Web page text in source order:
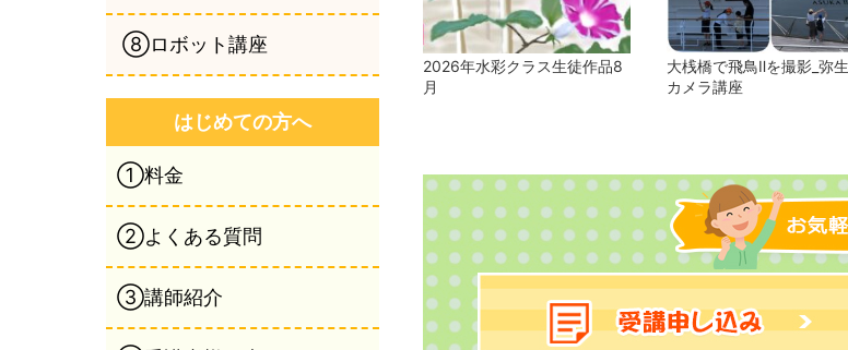
2026年水彩クラス生徒作品8
月
大桟橋で飛鳥Ⅱを撮影_弥
カメラ講座
⑧ロボット講座
はじめての方へ
①料金
②よくある質問
③講師紹介